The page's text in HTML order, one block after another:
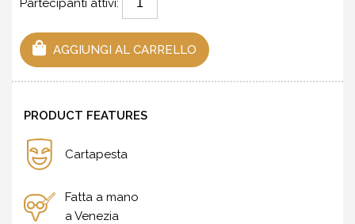
AGGIUNGI AL CARRELLO
PRODUCT FEATURES
Cartapesta
Fatta a mano
a Venezia